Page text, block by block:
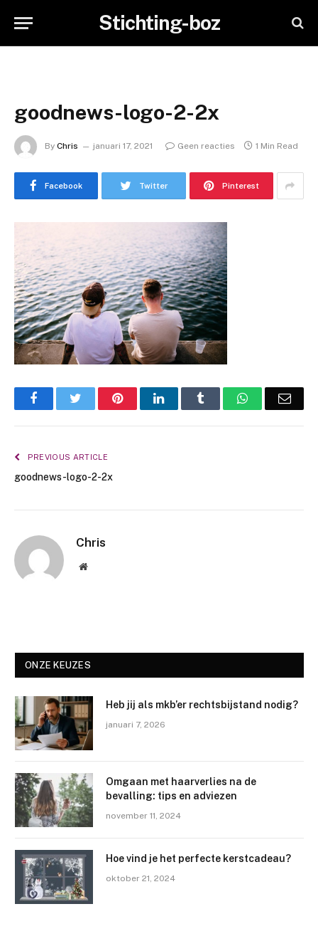
Stichting-boz
goodnews-logo-2-2x
By Chris januari 17, 2021 Geen reacties 1 Min Read
Facebook Twitter Pinterest
FacebookTwitter PinterestLinkedIn Tumblr WhatsApp
PREVIOUS ARTICLE
goodnews-logo-2-2x
Chris
Website
ONZE KEUZES
Heb jij als mkb’er rechtsbijstand nodig?
januari 7, 2026
Omgaan met haarverlies na de
bevalling: tips en adviezen
november 11, 2024
Hoe vind je het perfecte kerstcadeau?
oktober 21, 2024